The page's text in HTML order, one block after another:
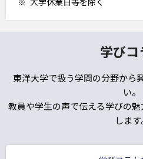
学びコ
東洋大学で扱う学問の分野から
い。
教員や学生の声で伝える学びの
します